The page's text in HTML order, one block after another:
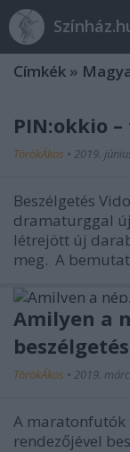
Címkék »
PIN:okkio
TörökÁkos • 2019.
Beszélgetés
dramaturggal
létrejött új
meg. A
Amilyen a
TörökÁkos • 2019.
A maratonfutók
rendezőjével